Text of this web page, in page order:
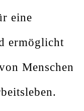
eine
ermöglicht
Menschen